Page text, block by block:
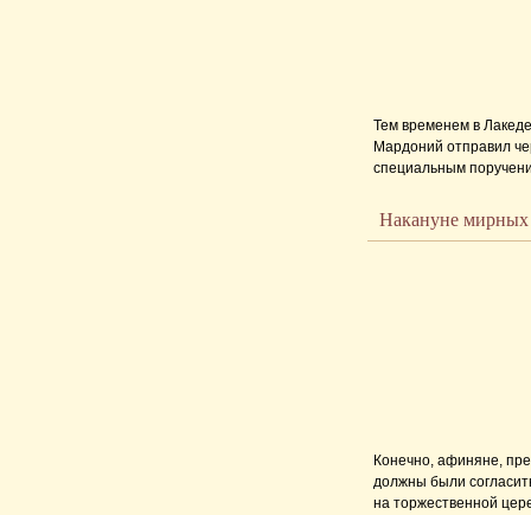
Тем временем в
Мардоний отправил
специальным
только намекнул на
побили его камнями,
Накануне мирных
Конечно, афиняне,
должны были
на торжественной